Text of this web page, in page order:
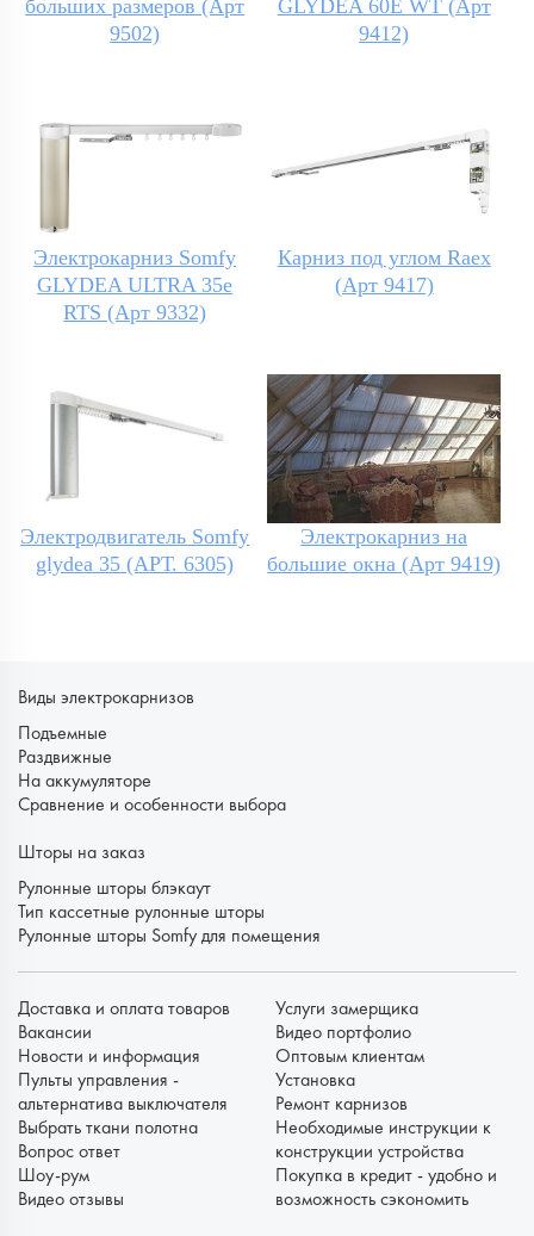
больших размеров (Арт
9502)
GLYDEA 60E WT (Арт
9412)
Электрокарниз Somfy
GLYDEA ULTRA 35e
RTS (Арт 9332)
Карниз под углом Raex
(Арт 9417)
Электродвигатель Somfy
glydea 35 (АРТ. 6305)
Электрокарниз на
большие окна (Арт 9419)
Виды электрокарнизов
Подъемные
Раздвижные
На аккумуляторе
Сравнение и особенности выбора
Шторы на заказ
Рулонные шторы блэкаут
Тип кассетные рулонные шторы
Рулонные шторы Somfy для помещения
Доставка и оплата товаров
Вакансии
Новости и информация
Пульты управления -
альтернатива выключателя
Выбрать ткани полотна
Вопрос ответ
Шоу-рум
Видео отзывы
Услуги замерщика
Видео портфолио
Оптовым клиентам
Установка
Ремонт карнизов
Необходимые инструкции к
конструкции устройства
Покупка в кредит - удобно и
возможность сэкономить